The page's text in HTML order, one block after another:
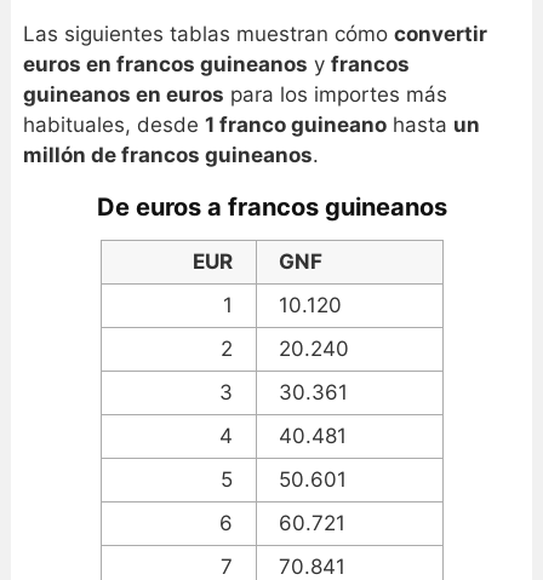
Las siguientes tablas muestran cómo convertir
euros en francos guineanos y francos
guineanos en euros para los importes más
habituales, desde 1 franco guineanohasta un
millón de francos guineanos.
De euros a francos guineanos
EUR
GNF
1
10.120
2
20.240
3
30.361
4
40.481
5
50.601
6
60.721
7
70.841